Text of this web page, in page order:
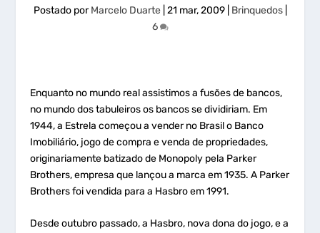
Postado porMarcelo Duarte| 21 mar, 2009| Brinquedos|
6
Enquanto no mundo real assistimos a fusões de bancos,
no mundo dos tabuleiros os bancos se dividiriam. Em
1944, a Estrela começou a vender no Brasil o Banco
Imobiliário, jogo de compra e venda de propriedades,
originariamente batizado de Monopoly pela Parker
Brothers, empresa que lançou a marca em 1935. A Parker
Brothers foi vendida para a Hasbro em 1991.
Desde outubro passado, a Hasbro, nova dona do jogo, e a